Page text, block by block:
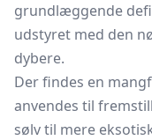
grundlæggende
udstyret med den
dybere.
Der findes en
anvendes til
sølv til mere